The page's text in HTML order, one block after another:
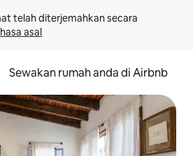
telah diterjemahkan secara
asal
Sewakan rumah anda di Airbnb